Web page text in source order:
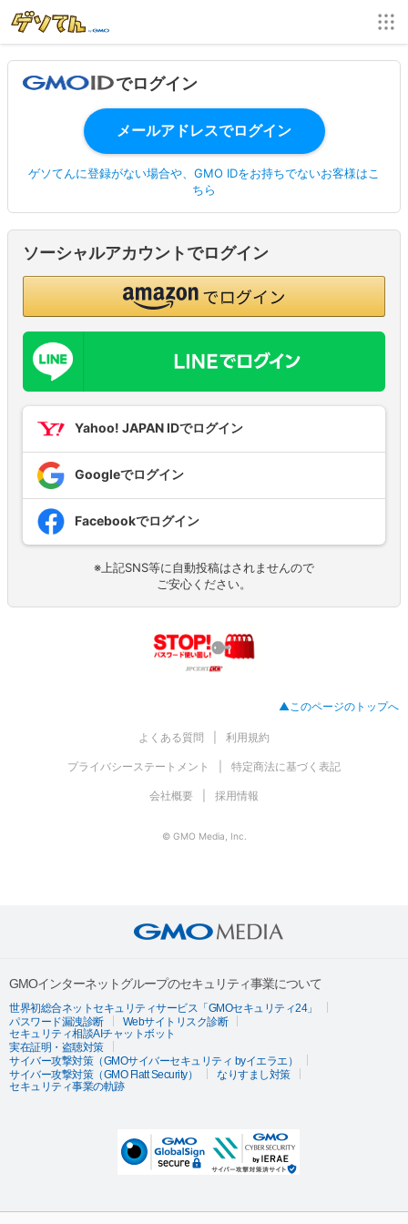
でログイン
ゲソてんに登録がない場合や、GMO IDをお持ちでないお客様はこ
ちら
ソーシャルアカウントでログイン
Yahoo! JAPAN IDでログイン
Googleでログイン
Facebookでログイン
※上記SNS等に自動投稿はされませんので
ご安心ください。
▲このページのトップへ
よくある質問 利用規約
プライバシーステートメント 特定商法に基づく表記
会社概要 採用情報
© GMO Media, Inc.
GMOインターネットグループのセキュリティ事業について
世界初総合ネットセキュリティサービス「GMOセキュリティ24」
パスワード漏洩診断
Webサイトリスク診断
セキュリティ相談AIチャットボット
実在証明・盗聴対策
サイバー攻撃対策（GMOサイバーセキュリティ byイエラエ）
サイバー攻撃対策（GMO Flatt Security）
なりすまし対策
セキュリティ事業の軌跡